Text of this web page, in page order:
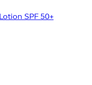
SPF 50+